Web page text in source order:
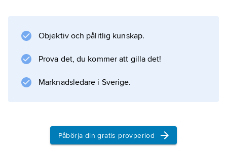
förekommer, ibland med beteckningen MP
(medium play).
Objektiv och pålitlig kunskap.
Prova det, du kommer att gilla det!
Marknadsledare i Sverige.
Påbörja din gratis provperiod